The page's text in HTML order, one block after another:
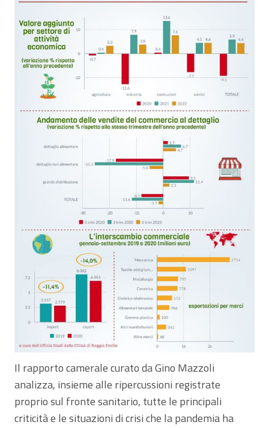
Il rapporto camerale curato da Gino Mazzoli
analizza, insieme alle ripercussioni registrate
proprio sul fronte sanitario, tutte le principali
criticità e le situazioni di crisi che la pandemia ha